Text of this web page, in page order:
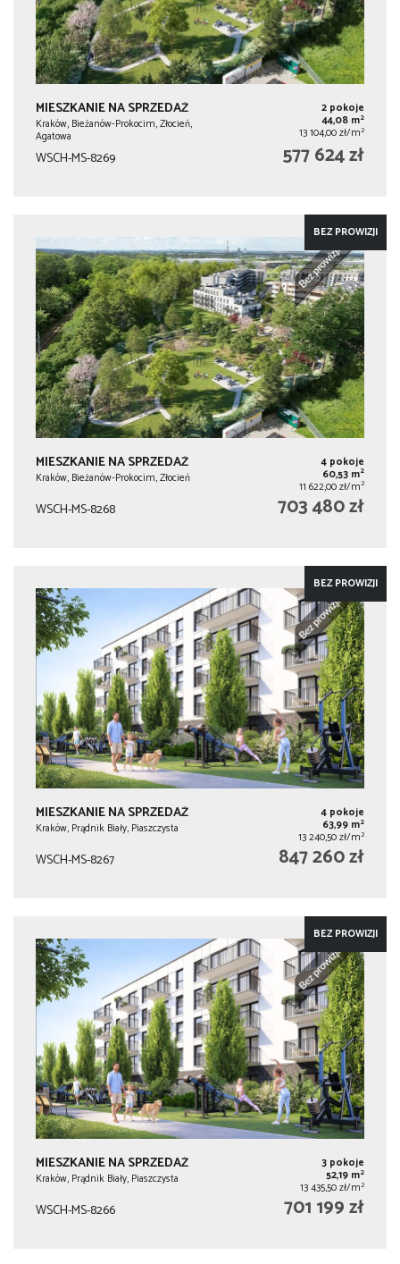
MIESZKANIE NA SPRZEDAŻ
Kraków, Bieżanów-Prokocim, Złocień,
Agatowa
2 pokoje
44,08 m2
13 104,00 zł/m2
WSCH-MS-8269 577 624 zł
BEZ PROWIZJI
MIESZKANIE NA SPRZEDAŻ
Kraków, Bieżanów-Prokocim, Złocień
4 pokoje
60,53 m2
11 622,00 zł/m2
WSCH-MS-8268 703 480 zł
BEZ PROWIZJI
MIESZKANIE NA SPRZEDAŻ
Kraków, Prądnik Biały, Piaszczysta
4 pokoje
63,99 m2
13 240,50 zł/m2
WSCH-MS-8267 847 260 zł
BEZ PROWIZJI
MIESZKANIE NA SPRZEDAŻ
Kraków, Prądnik Biały, Piaszczysta
3 pokoje
52,19 m2
13 435,50 zł/m2
WSCH-MS-8266 701 199 zł